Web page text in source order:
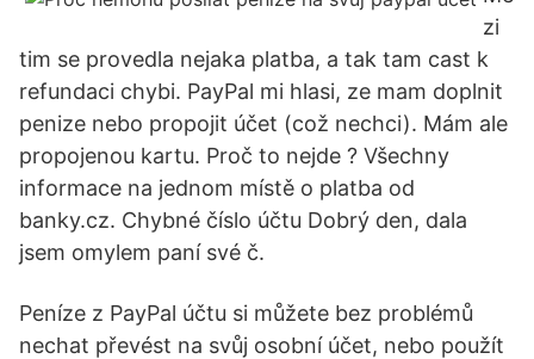
zi
tim se provedla nejaka platba, a tak tam cast k
refundaci chybi. PayPal mi hlasi, ze mam doplnit
penize nebo propojit účet (což nechci). Mám ale
propojenou kartu. Proč to nejde ? Všechny
informace na jednom místě o platba od
banky.cz. Chybné číslo účtu Dobrý den, dala
jsem omylem paní své č.
Peníze z PayPal účtu si můžete bez problémů
nechat převést na svůj osobní účet, nebo použít